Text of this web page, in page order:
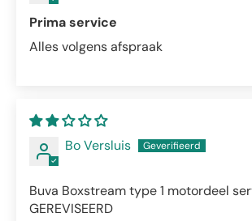
Prima service
Alles volgens afspraak
Bo Versluis
Buva Boxstream type 1 motordeel
GEREVISEERD